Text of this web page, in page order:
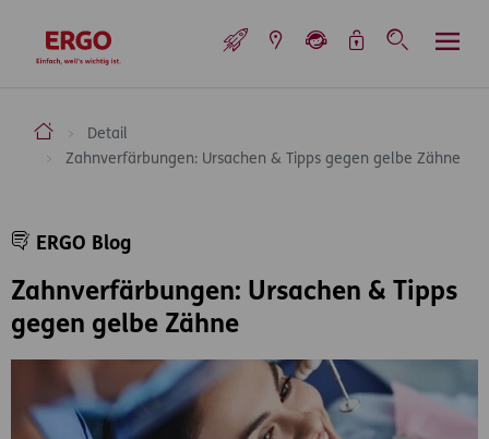
zur Startseite
ERGO Versicherung Aktiengesellschaft
Detail
Zahnverfärbungen: Ursachen & Tipps gegen gelbe Zähne
Zahnverfärbungen: Ursachen & Tipps
gegen gelbe Zähne
ERGO Blog